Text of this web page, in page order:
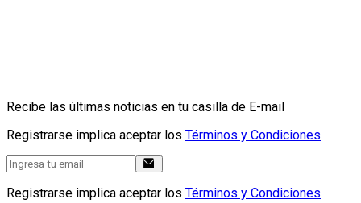
Recibe las últimas noticias en tu casilla de E-mail
Registrarse implica aceptar los Términos y Condiciones
Registrarse implica aceptar los Términos y Condiciones